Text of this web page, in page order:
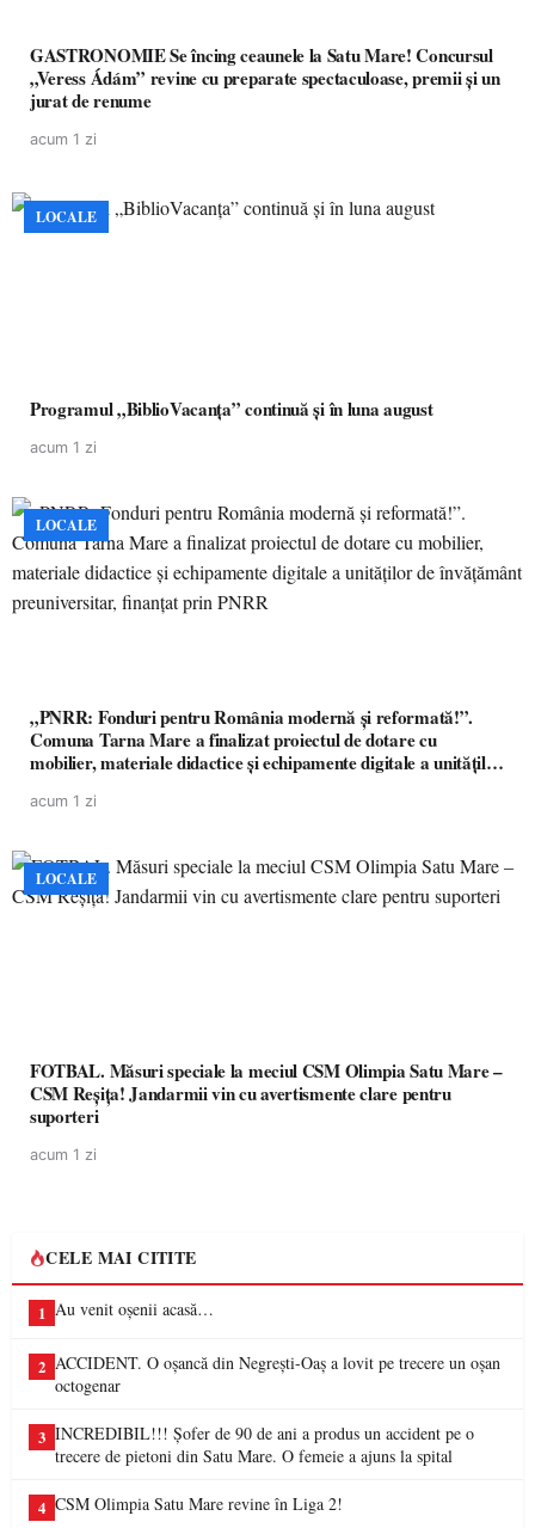
GASTRONOMIE Se încing ceaunele la Satu Mare! Concursul
„Veress Ádám” revine cu preparate spectaculoase, premii și un
jurat de renume
acum 1 zi
LOCALE
Programul „BiblioVacanța” continuă și în luna august
acum 1 zi
LOCALE
„PNRR: Fonduri pentru România modernă și reformată!”.
Comuna Tarna Mare a finalizat proiectul de dotare cu
mobilier, materiale didactice și echipamente digitale a unităților
acum 1 zi
LOCALE
FOTBAL. Măsuri speciale la meciul CSM Olimpia Satu Mare –
CSM Reșița! Jandarmii vin cu avertismente clare pentru
suporteri
acum 1 zi
CELE MAI CITITE
1 Au venit oșenii acasă…
2 ACCIDENT. O oșancă din Negrești-Oaș a lovit pe trecere un oșan
octogenar
3 INCREDIBIL!!! Șofer de 90 de ani a produs un accident pe o
trecere de pietoni din Satu Mare. O femeie a ajuns la spital
4 CSM Olimpia Satu Mare revine în Liga 2!